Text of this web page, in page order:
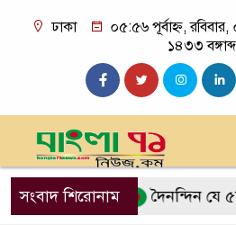
ঢাকা
০৫:৫৬ পূর্বাহ্ন,
১৪৩৩ বঙ্গাব্দ
সংবাদ শিরোনাম
আসে দৈনন্দিন যে ৫টি